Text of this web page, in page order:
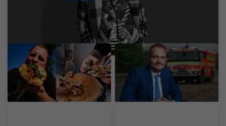
Mladý Ukrajinec otvoril v
Bratislave nový street
food za 30-tisíc eur. Prax
získal v michelinských
reštauráciách
Miliardár Strnad rozširuje
výrobu na Slovensku.
Hlási rekord a zákazky za
46 miliárd eur